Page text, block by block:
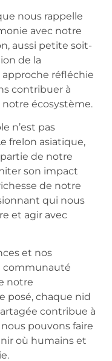
nous rappelle
avec notre
aussi petite soit-
de la
réfléchie
contribuer à
notre écosystème.
n’est pas
frelon asiatique,
de notre
son impact
de notre
qui nous
et agir avec
et nos
communauté
notre
posé, chaque nid
contribue à
pouvons faire
où humains et